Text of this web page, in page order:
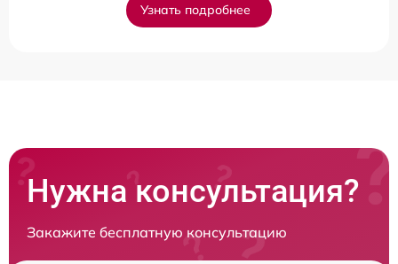
Узнать подробнее
Нужна консультация?
Закажите бесплатную консультацию